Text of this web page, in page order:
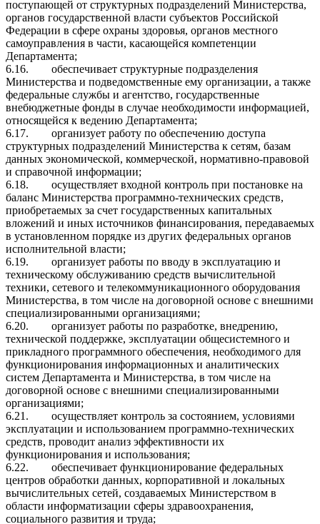
поступающей от структурных подразделений Министерства,
органов государственной власти субъектов Российской
Федерации в сфере охраны здоровья, органов местного
самоуправления в части, касающейся компетенции
Департамента;
6.16.
обеспечивает структурные подразделения
Министерства и подведомственные ему организации, а также
федеральные службы и агентство, государственные
внебюджетные фонды в случае необходимости информацией,
относящейся к ведению Департамента;
6.17.
организует работу по обеспечению доступа
структурных подразделений Министерства к сетям, базам
данных экономической, коммерческой, нормативно-правовой
и справочной информации;
6.18.
осуществляет входной контроль при постановке на
баланс Министерства программно-технических средств,
приобретаемых за счет государственных капитальных
вложений и иных источников финансирования, передаваемых
в установленном порядке из других федеральных органов
исполнительной власти;
6.19.
организует работы по вводу в эксплуатацию и
техническому обслуживанию средств вычислительной
техники, сетевого и телекоммуникационного оборудования
Министерства, в том числе на договорной основе с внешними
специализированными организациями;
6.20.
организует работы по разработке, внедрению,
технической поддержке, эксплуатации общесистемного и
прикладного программного обеспечения, необходимого для
функционирования информационных и аналитических
систем Департамента и Министерства, в том числе на
договорной основе с внешними специализированными
организациями;
6.21.
осуществляет контроль за состоянием, условиями
эксплуатации и использованием программно-технических
средств, проводит анализ эффективности их
функционирования и использования;
6.22.
обеспечивает функционирование федеральных
центров обработки данных, корпоративной и локальных
вычислительных сетей, создаваемых Министерством в
области информатизации сферы здравоохранения,
социального развития и труда;